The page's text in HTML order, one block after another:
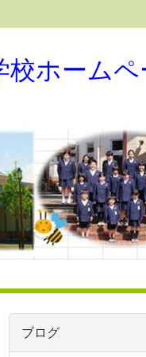
校ホームペ
ブログ